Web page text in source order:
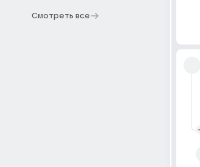
Смотреть все